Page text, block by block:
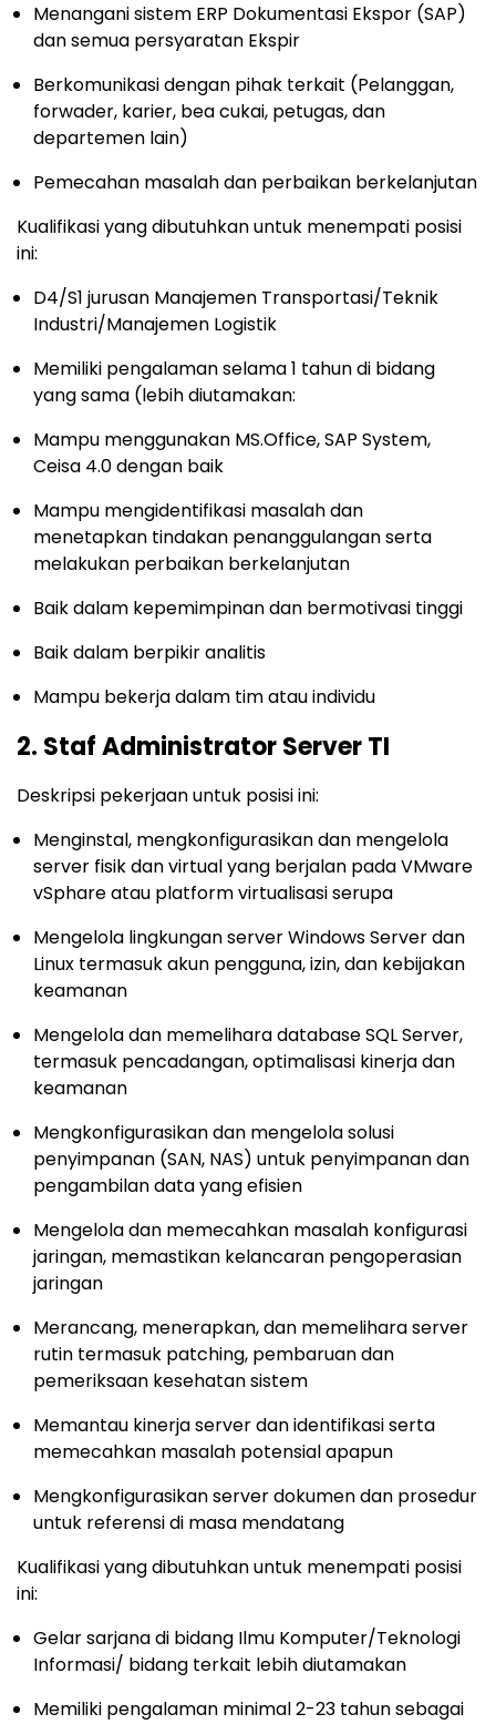
Menangani sistem ERP Dokumentasi Ekspor (SAP)
dan semua persyaratan Ekspir
Berkomunikasi dengan pihak terkait (Pelanggan,
forwader, karier, bea cukai, petugas, dan
departemen lain)
Pemecahan masalah dan perbaikan berkelanjutan
Kualifikasi yang dibutuhkan untuk menempati posisi
ini:
D4/S1 jurusan Manajemen Transportasi/Teknik
Industri/Manajemen Logistik
Memiliki pengalaman selama 1 tahun di bidang
yang sama (lebih diutamakan:
Mampu menggunakan MS.Office, SAP System,
Ceisa 4.0 dengan baik
Mampu mengidentifikasi masalah dan
menetapkan tindakan penanggulangan serta
melakukan perbaikan berkelanjutan
Baik dalam kepemimpinan dan bermotivasi tinggi
Baik dalam berpikir analitis
Mampu bekerja dalam tim atau individu
2. Staf Administrator Server TI
Deskripsi pekerjaan untuk posisi ini:
Menginstal, mengkonfigurasikan dan mengelola
server fisik dan virtual yang berjalan pada VMware
vSphare atau platform virtualisasi serupa
Mengelola lingkungan server Windows Server dan
Linux termasuk akun pengguna, izin, dan kebijakan
keamanan
Mengelola dan memelihara database SQL Server,
termasuk pencadangan, optimalisasi kinerja dan
keamanan
Mengkonfigurasikan dan mengelola solusi
penyimpanan (SAN, NAS) untuk penyimpanan dan
pengambilan data yang efisien
Mengelola dan memecahkan masalah konfigurasi
jaringan, memastikan kelancaran pengoperasian
jaringan
Merancang, menerapkan, dan memelihara server
rutin termasuk patching, pembaruan dan
pemeriksaan kesehatan sistem
Memantau kinerja server dan identifikasi serta
memecahkan masalah potensial apapun
Mengkonfigurasikan server dokumen dan prosedur
untuk referensi di masa mendatang
Kualifikasi yang dibutuhkan untuk menempati posisi
ini:
Gelar sarjana di bidang Ilmu Komputer/Teknologi
Informasi/ bidang terkait lebih diutamakan
Memiliki pengalaman minimal 2-23 tahun sebagai